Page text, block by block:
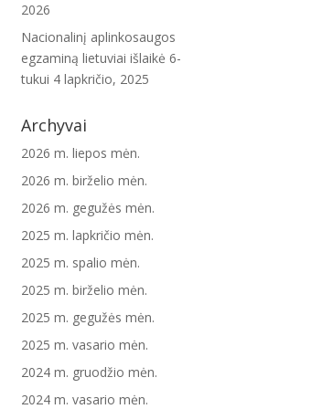
2026
Nacionalinį aplinkosaugos
egzaminą lietuviai išlaikė 6-
tukui 4 lapkričio, 2025
Archyvai
2026 m. liepos mėn.
2026 m. birželio mėn.
2026 m. gegužės mėn.
2025 m. lapkričio mėn.
2025 m. spalio mėn.
2025 m. birželio mėn.
2025 m. gegužės mėn.
2025 m. vasario mėn.
2024 m. gruodžio mėn.
2024 m. vasario mėn.